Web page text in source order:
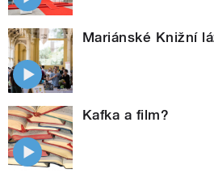
Mariánské Knižní
Kafka a film?